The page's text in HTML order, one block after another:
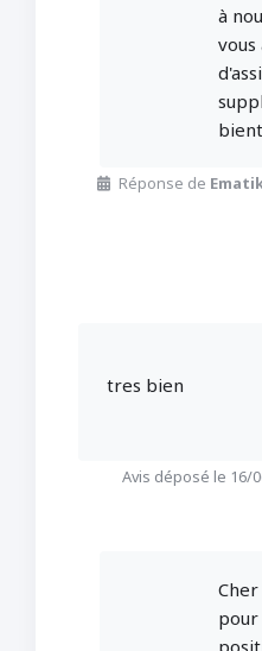
à
vous
Réponse de
tres bien
Avis déposé le 16/